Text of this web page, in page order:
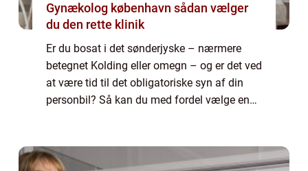
Gynækolog københavn sådan vælger
du den rette klinik
Er du bosat i det sønderjyske – nærmere
betegnet Kolding eller omegn – og er det ved
at være tid til det obligatoriske syn af din
personbil? Så kan du med fordel vælge en